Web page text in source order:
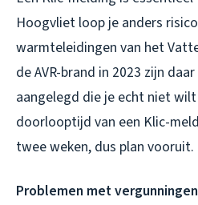
Hoogvliet loop je anders
warmteleidingen van het
de AVR-brand in 2023 zijn
aangelegd die je echt niet
doorlooptijd van een Klic-
twee weken, dus plan vooruit.
Problemen met